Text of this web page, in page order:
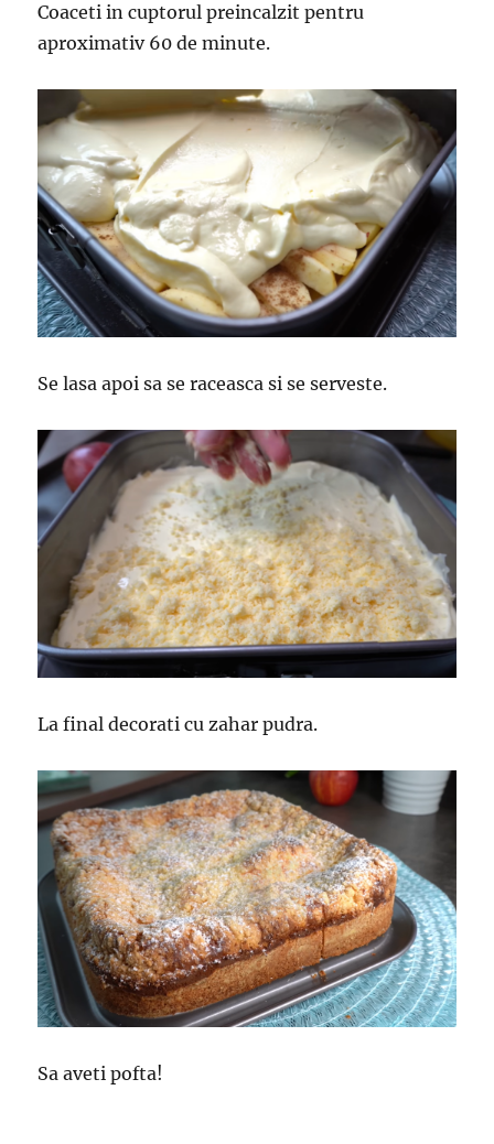
Coaceti in cuptorul preincalzit pentru
aproximativ 60 de minute.
Se lasa apoi sa se raceasca si se serveste.
La final decorati cu zahar pudra.
Sa aveti pofta!